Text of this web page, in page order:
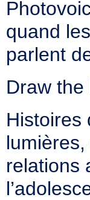
quand
parlent
Draw the
Histoires
relations